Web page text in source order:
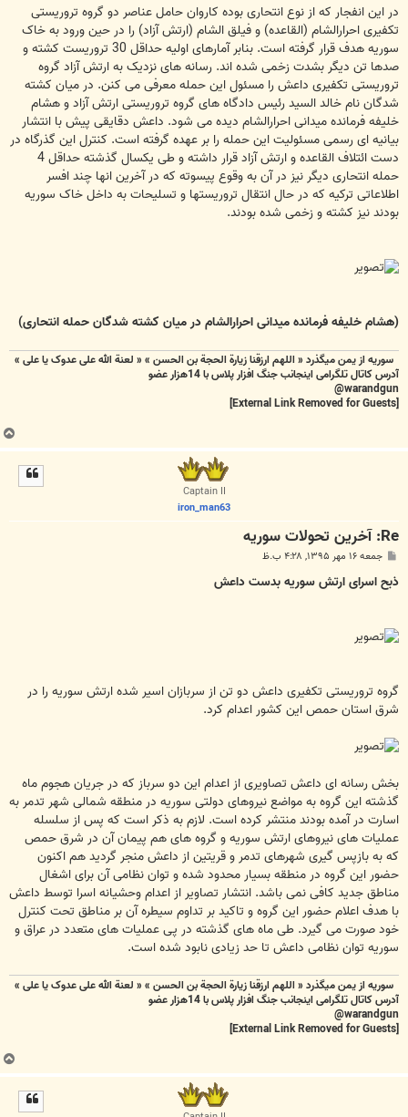
در این انفجار که از نوع انتحاری بوده کاروان حامل عناصر دو گروه تروریستی
تکفیری احرارالشام (القاعده) و فیلق الشام (ارتش آزاد) را در حین ورود به خاک
سوریه هدف قرار گرفته است. بنابر آمارهای اولیه حداقل 30 تروریست کشته و
صدها تن دیگر بشدت زخمی شده اند. رسانه های نزدیک به ارتش آزاد گروه
تروریستی تکفیری داعش را مسئول این حمله معرفی می کنن. در میان کشته
شدگان نام خالد السید رئیس دادگاه های گروه تروریستی ارتش آزاد و هشام
خلیفه فرمانده میدانی احرارالشام دیده می شود. داعش دقایقی پیش با انتشار
بیانیه ای رسمی مسئولیت این حمله را بر عهده گرفته است. کنترل این گذرگاه در
دست ائتلاف القاعده و ارتش آزاد قرار داشته و طی یکسال گذشته حداقل 4
حمله انتحاری دیگر نیز در آن به وقوع پیسوته که در آخرین انها چند افسر
اطلاعاتی ترکیه که در حال انتقال تروریستها و تسلیحات به داخل خاک سوریه
بودند نیز کشته و زخمی شده بودند.
(هشام خلیفه فرمانده میدانی احرارالشام در میان کشته شدگان حمله انتحاری)
سوریه از یمن میگذرد « اللهم ارزقنا زيارة الحجة بن الحسن » « لعنة الله علی عدوک یا علی »
آدرس کاتال تلگرامی اینجانب جنگ افزار پلاس با 14هزار عضو
warandgun@
ب
ا
Captain II
iron_man63
Re: آخرين تحولات سوريه
پ
ت
جمعه ۱۶ مهر ۱۳۹۵, ۴:۲۸ ب.ظ
ذبح اسرای ارتش سوریه بدست داعش
گروه تروریستی تکفیری داعش دو تن از سربازان اسیر شده ارتش سوریه را در
شرق استان حمص این کشور اعدام کرد.
بخش رسانه ای داعش تصاویری از اعدام این دو سرباز که در جریان هجوم ماه
گذشته این گروه به مواضع نیروهای دولتی سوریه در منطقه شمالی شهر تدمر به
اسارت در آمده بودند منتشر کرده است. لازم به ذکر است که پس از سلسله
عملیات های نیروهای ارتش سوریه و گروه های هم پیمان آن در شرق حمص
که به بازپس گیری شهرهای تدمر و قریتین از داعش منجر گردید هم اکنون
حضور این گروه در منطقه بسیار محدود شده و توان نظامی آن برای اشغال
مناطق جدید کافی نمی باشد. انتشار تصاویر از اعدام وحشیانه اسرا توسط داعش
با هدف اعلام حضور این گروه و تاکید بر تداوم سیطره آن بر مناطق تحت کنترل
خود صورت می گیرد. طی ماه های گذشته در پی عملیات های متعدد در عراق و
سوریه توان نظامی داعش تا حد زیادی نابود شده است.
سوریه از یمن میگذرد « اللهم ارزقنا زيارة الحجة بن الحسن » « لعنة الله علی عدوک یا علی »
آدرس کاتال تلگرامی اینجانب جنگ افزار پلاس با 14هزار عضو
warandgun@
ب
ا